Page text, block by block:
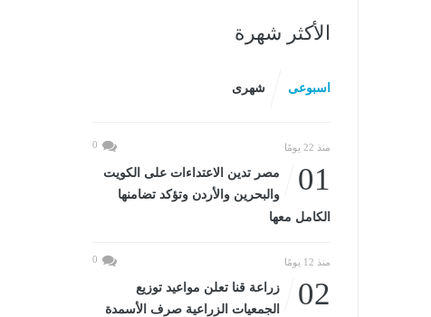
الأكثر شهرة
اسبوعى شهرى
منذ 22 يومًا 0
01
مصر تدين الاعتداءات على الكويت
والبحرين والأردن وتؤكد تضامنها
الكامل معها
منذ 12 يومًا 0
02
زراعة قنا تعلن مواعيد توزيع
الجمعيات الزراعية صرف الأسمدة